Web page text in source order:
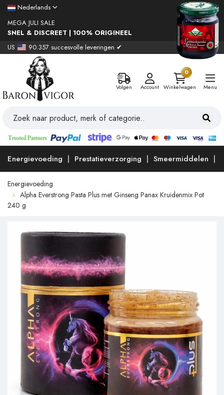
Nederlands
MEGA JULI SALE
SNEL & DISCREET | 100% ORIGINEEL
US
90.357 succesvolle leveringen ✔
Volgen Account
0
Winkelwagen
Menu
Energievoeding Prestatieverzorging Smeermiddelen
Energievoeding
Alpha Everstrong Pasta Plus met Ginseng Panax Kruidenmix Pot
240 g